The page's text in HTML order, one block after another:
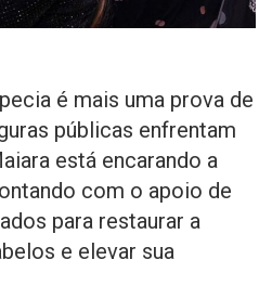
é mais uma prova de
públicas enfrentam
está encarando a
com o apoio de
para restaurar a
e elevar sua